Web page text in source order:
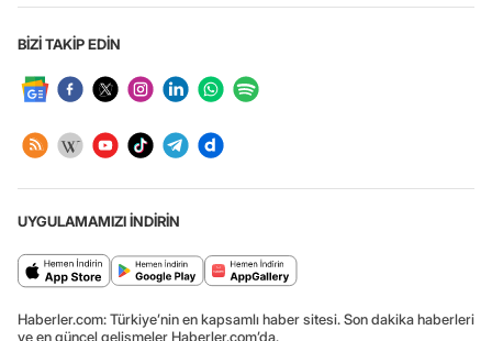
BİZİ TAKİP EDİN
UYGULAMAMIZI İNDİRİN
Haberler.com: Türkiye’nin en kapsamlı haber sitesi. Son dakika haberleri
ve en güncel gelişmeler Haberler.com’da.